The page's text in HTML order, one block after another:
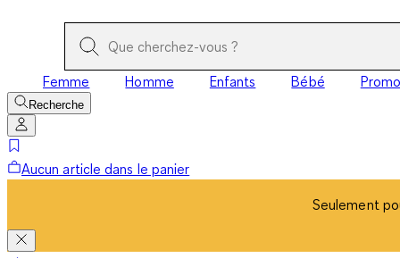
Femme Homme Enfants Bébé Promo
Recherche
Aucun article dans le panier
Seulement